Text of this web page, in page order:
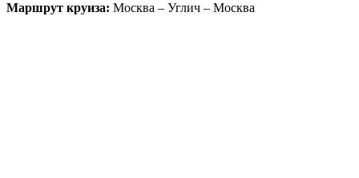
Маршрут круиза: Москва – Углич – Москва